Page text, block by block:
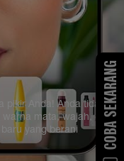
pikir Anda! Anda tidak
mata, wajah, dan
yang berani
COBA SEKARANG